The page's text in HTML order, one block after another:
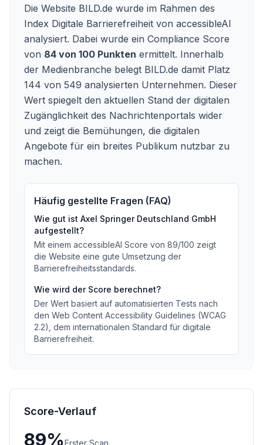
Die Website BILD.de wurde im Rahmen des
Index Digitale Barrierefreiheit von accessibleAI
analysiert. Dabei wurde ein Compliance Score
von 84 von 100 Punkten ermittelt. Innerhalb
der Medienbranche belegt BILD.de damit Platz
144 von 549 analysierten Unternehmen. Dieser
Wert spiegelt den aktuellen Stand der digitalen
Zugänglichkeit des Nachrichtenportals wider
und zeigt die Bemühungen, die digitalen
Angebote für ein breites Publikum nutzbar zu
machen.
Häufig gestellte Fragen (FAQ)
Wie gut ist Axel Springer Deutschland GmbH
aufgestellt?
Mit einem accessibleAI Score von 89/100 zeigt
die Website eine gute Umsetzung der
Barrierefreiheitsstandards.
Wie wird der Score berechnet?
Der Wert basiert auf automatisierten Tests nach
den Web Content Accessibility Guidelines (WCAG
2.2), dem internationalen Standard für digitale
Barrierefreiheit.
Score-Verlauf
89%Erster Scan